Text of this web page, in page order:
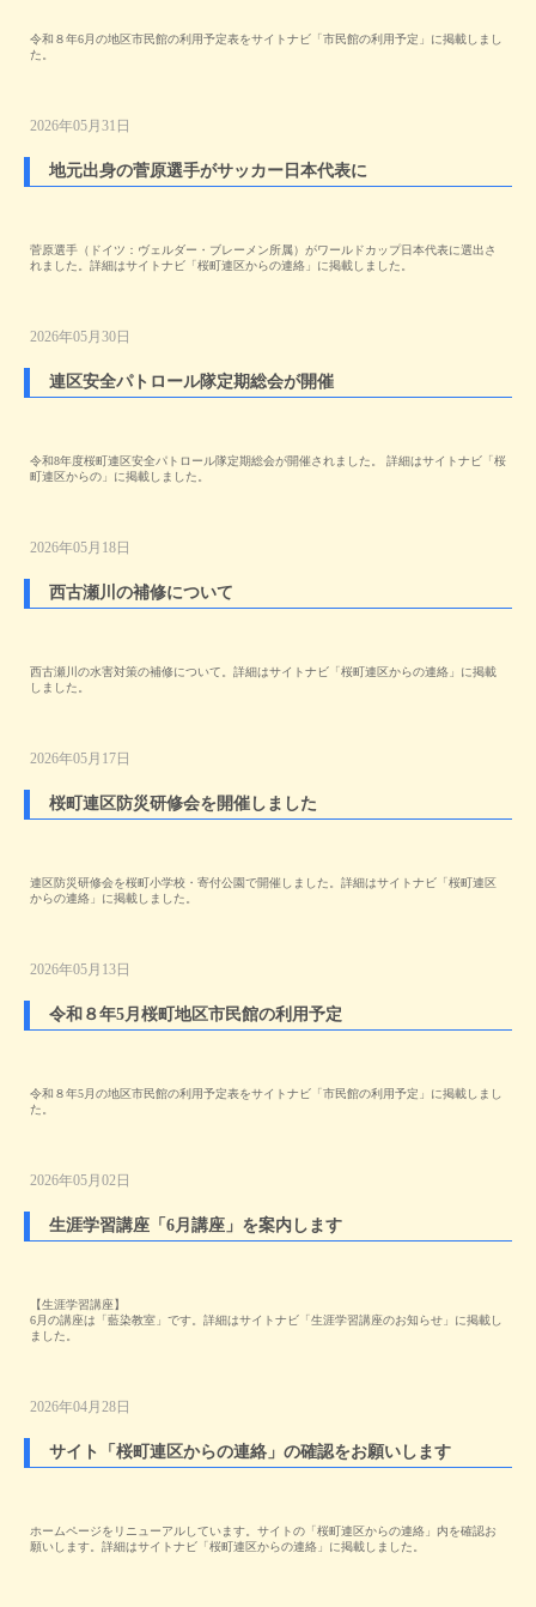
令和８年6月の地区市民館の利用予定表をサイトナビ「市民館の利用予定」に掲載しまし
た。
2026年05月31日
地元出身の菅原選手がサッカー日本代表に
菅原選手（ドイツ：ヴェルダー・ブレーメン所属）がワールドカップ日本代表に選出さ
れました。詳細はサイトナビ「桜町連区からの連絡」に掲載しました。
2026年05月30日
連区安全パトロール隊定期総会が開催
令和8年度桜町連区安全パトロール隊定期総会が開催されました。 詳細はサイトナビ「桜
町連区からの」に掲載しました。
2026年05月18日
西古瀬川の補修について
西古瀬川の水害対策の補修について。詳細はサイトナビ「桜町連区からの連絡」に掲載
しました。
2026年05月17日
桜町連区防災研修会を開催しました
連区防災研修会を桜町小学校・寄付公園で開催しました。詳細はサイトナビ「桜町連区
からの連絡」に掲載しました。
2026年05月13日
令和８年5月桜町地区市民館の利用予定
令和８年5月の地区市民館の利用予定表をサイトナビ「市民館の利用予定」に掲載しまし
た。
2026年05月02日
生涯学習講座「6月講座」を案内します
【生涯学習講座】
6月の講座は「藍染教室」です。詳細はサイトナビ「生涯学習講座のお知らせ」に掲載し
ました。
2026年04月28日
サイト「桜町連区からの連絡」の確認をお願いします
ホームページをリニューアルしています。サイトの「桜町連区からの連絡」内を確認お
願いします。詳細はサイトナビ「桜町連区からの連絡」に掲載しました。